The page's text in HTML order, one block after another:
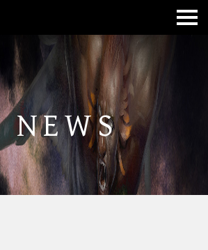
CLASSESCALABOUÇOS
MISSÃO
DE
GUERRA
NEWS